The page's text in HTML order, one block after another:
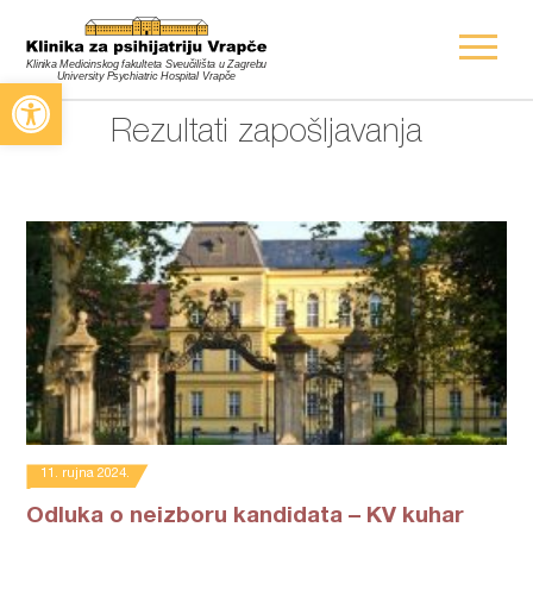
Open toolbar
Rezultati zapošljavanja
11. rujna 2024.
Odluka o neizboru kandidata – KV kuhar